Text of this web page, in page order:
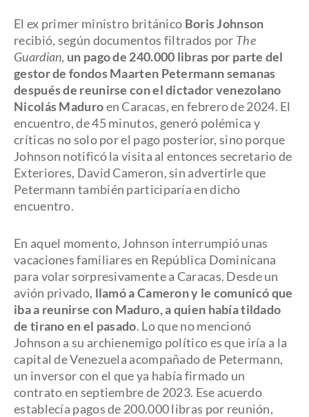
El ex primer ministro británico Boris Johnson
recibió, según documentos filtrados por The
Guardian, un pago de 240.000 libras por parte del
gestor de fondos Maarten Petermann semanas
después de reunirse con el dictador venezolano
Nicolás Maduroen Caracas, en febrero de 2024. El
encuentro, de 45 minutos, generó polémica y
críticas no solo por el pago posterior, sino porque
Johnson notificó la visita al entonces secretario de
Exteriores, David Cameron, sin advertirle que
Petermann también participaría en dicho
encuentro.
En aquel momento, Johnson interrumpió unas
vacaciones familiares en República Dominicana
para volar sorpresivamente a Caracas. Desde un
avión privado, llamó a Cameron y le comunicó que
iba a reunirse con Maduro, a quien había tildado
de tirano en el pasado. Lo que no mencionó
Johnson a su archienemigo político es que iría a la
capital de Venezuela acompañado de Petermann,
un inversor con el que ya había firmado un
contrato en septiembre de 2023. Ese acuerdo
establecía pagos de 200.000 libras por reunión,